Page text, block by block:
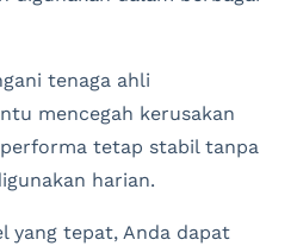
tenaga ahli
mencegah kerusakan
tetap stabil tanpa
harian.
yang tepat, Anda dapat